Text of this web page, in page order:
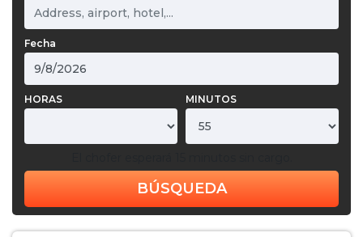
Fecha
HORAS MINUTOS
BÚSQUEDA